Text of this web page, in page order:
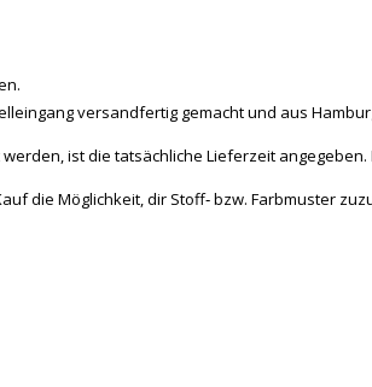
ver­sand­fer­tig ge­macht und aus
ist die tat­säch­li­che Lie­fer­zeit
die Mög­lich­keit, dir Stoff‐ bzw. Farb­mus­ter